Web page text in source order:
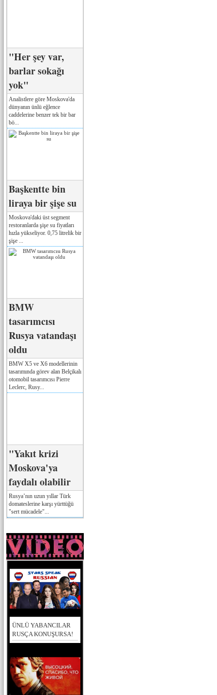
"Her şey var,
barlar sokağı
yok"
Analistlere göre Moskova'da
dünyanın ünlü eğlence
caddelerine benzer tek bir bar
bö...
Başkentte bin
liraya bir şişe su
Moskova'daki üst segment
restoranlarda şişe su fiyatları
hızla yükseliyor. 0,75 litrelik bir
şişe ...
BMW
tasarımcısı
Rusya vatandaşı
oldu
BMW X5 ve X6 modellerinin
tasarımında görev alan Belçikalı
otomobil tasarımcısı Pierre
Leclerc, Rusy...
"Yakıt krizi
Moskova'ya
faydalı olabilir
Rusya’nın uzun yıllar Türk
domateslerine karşı yürttüğü
"sert mücadele"...
ÜNLÜ YABANCILAR
RUSÇA KONUŞURSA!